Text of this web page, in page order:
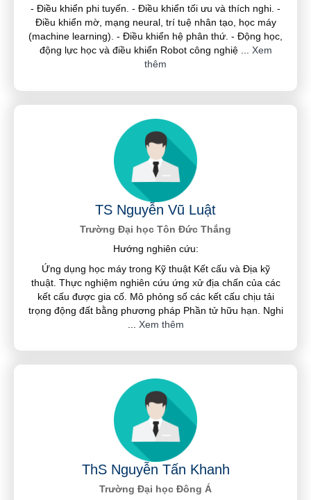
- Điều khiển phi tuyến. - Điều khiển tối ưu và thích nghi. -
Điều khiển mờ, mạng neural, trí tuệ nhân tạo, học máy
(machine learning). - Điều khiển hệ phân thứ. - Động học,
động lực học và điều khiển Robot công nghiệ
Xem
thêm
TS Nguyễn Vũ Luật
Trường Đại học Tôn Đức Thắng
Hướng nghiên cứu:
Ứng dụng học máy trong Kỹ thuật Kết cấu và Địa kỹ
thuật. Thực nghiệm nghiên cứu ứng xử địa chấn của các
kết cấu được gia cố. Mô phỏng số các kết cấu chịu tải
trọng động đất bằng phương pháp Phần tử hữu hạn. Nghi
Xem thêm
ThS Nguyễn Tấn Khanh
Trường Đại học Đông Á